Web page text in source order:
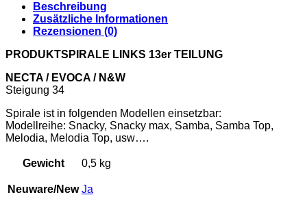
Beschreibung
Zusätzliche Informationen
Rezensionen (0)
PRODUKTSPIRALE LINKS 13er TEILUNG
NECTA / EVOCA / N&W
Steigung 34
Spirale ist in folgenden Modellen einsetzbar:
Modellreihe: Snacky, Snacky max, Samba, Samba Top,
Melodia, Melodia Top, usw….
Gewicht 0,5 kg
Neuware/New Ja